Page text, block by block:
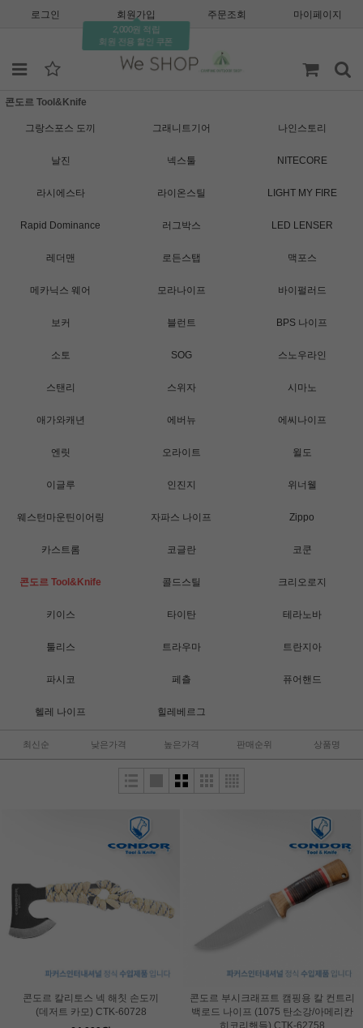
로그인 회원가입
2,000원 적립
회원 전용 할인 쿠폰
주문조회 마이페이지
콘도르 Tool&Knife
그랑스포스 도끼 그래니트기어 나인스토리
날진 넥스툴 NITECORE
라시에스타 라이온스틸 LIGHT MY FIRE
Rapid Dominance 러그박스 LED LENSER
레더맨 로든스탭 맥포스
메카닉스 웨어 모라나이프 바이펄러드
보커 블런트 BPS 나이프
소토 SOG 스노우라인
스탠리 스위자 시마노
애가와캐년 에버뉴 에씨나이프
엔릿 오라이트 윌도
이글루 인진지 위너웰
웨스턴마운틴이어링 자파스 나이프 Zippo
카스트롬 코글란 코쿤
콘도르 Tool&Knife 콜드스틸 크리오로지
키이스 타이탄 테라노바
툴리스 트라우마 트란지아
파시코 페츨 퓨어핸드
헬레 나이프 힐레베르그
최신순 낮은가격 높은가격 판매순위 상품명
콘도르 칼리토스 넥 해칫 손도끼
(데저트 카모) CTK-60728
콘도르 부시크래프트 캠핑용 칼 컨트리
백로드 나이프 (1075 탄소강/아메리칸
히코리핸들) CTK-62758